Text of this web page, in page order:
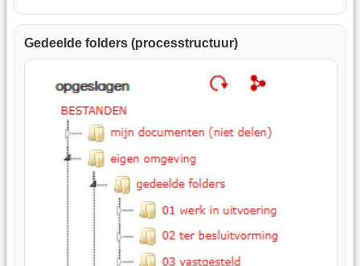
Gedeelde folders (processtructuur)